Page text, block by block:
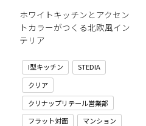
ホワイトキッチンとアクセン
トカラーがつくる北欧風イン
テリア
I型キッチン
STEDIA
クリア
クリナップリテール営業部
フラット対面
マンション